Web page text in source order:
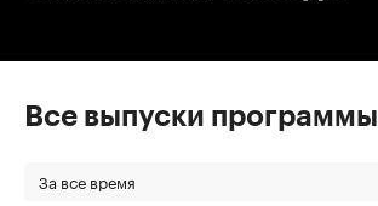
Все выпуски программы
За все время